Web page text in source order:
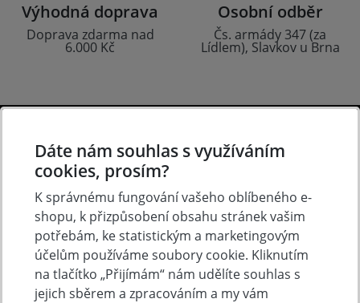
Výhodná doprava
Doprava zdarma nad
6.000 Kč
Osobní odběr
Čs. armády 347 (za
Lídlem), Slavkov u Brna
Doprava a platba
Často kladené otázky
Obchodní podmínky
Reklamacni řád
Ochrana osobních údajů
Dáte nám souhlas s využíváním
cookies, prosím?
K správnému fungování vašeho oblíbeného e-
shopu, k přizpůsobení obsahu stránek vašim
potřebám, ke statistickým a marketingovým
účelům používáme soubory cookie. Kliknutím
na tlačítko „Přijímám“ nám udělíte souhlas s
jejich sběrem a zpracováním a my vám